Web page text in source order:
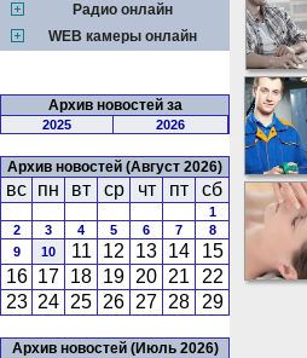
Радио онлайн
WEB камеры онлайн
Архив новостей за
2025 2026
Архив новостей (Август 2026)
вс пн вт ср чт пт сб
1
2
3 4 5 6 7
8
9
10 11 12 13 14
15
16 17 18 19 20 21
22
23 24 25 26 27 28 29
Архив новостей (Июль 2026)